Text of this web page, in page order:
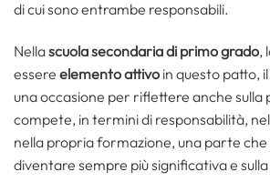
di cui sono entrambe responsabili.
Nellascuola secondaria di primo grado,
essere elemento attivo in questo patto,
una occasione per riflettere anche sulla
compete, in termini di responsabilità,
nella propria formazione, una parte
diventare sempre più significativa e